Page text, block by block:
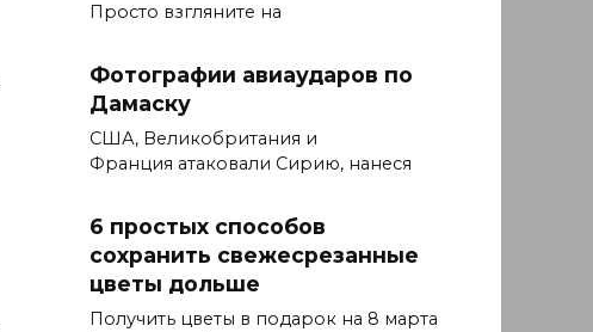
Просто взгляните на
Фотографии авиаударов по
Дамаску
США, Великобритания и
Франция атаковали Сирию, нанеся
6 простых способов
сохранить свежесрезанные
цветы дольше
Получить цветы в подарок на 8 марта